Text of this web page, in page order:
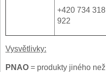
+420 734 318
922
Vysvětlivky:
PNAO = produkty jiného